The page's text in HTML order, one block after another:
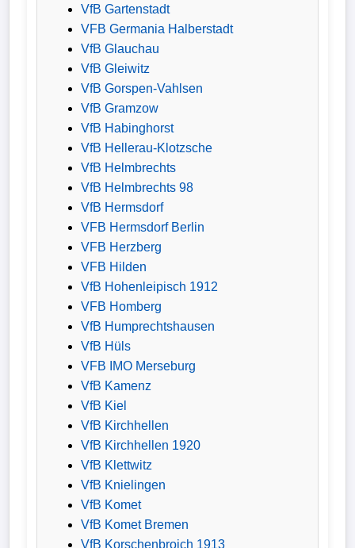
VfB Gartenstadt
VFB Germania Halberstadt
VfB Glauchau
VfB Gleiwitz
VfB Gorspen-Vahlsen
VfB Gramzow
VfB Habinghorst
VfB Hellerau-Klotzsche
VfB Helmbrechts
VfB Helmbrechts 98
VfB Hermsdorf
VFB Hermsdorf Berlin
VFB Herzberg
VFB Hilden
VfB Hohenleipisch 1912
VFB Homberg
VfB Humprechtshausen
VfB Hüls
VFB IMO Merseburg
VfB Kamenz
VfB Kiel
VfB Kirchhellen
VfB Kirchhellen 1920
VfB Klettwitz
VfB Knielingen
VfB Komet
VfB Komet Bremen
VfB Korschenbroich 1913